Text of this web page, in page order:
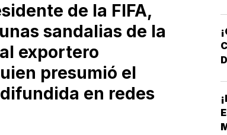
de la FIFA,
sandalias de la
exportero
presumió el
en redes